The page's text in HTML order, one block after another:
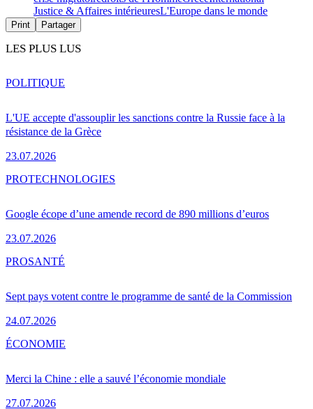
Justice & Affaires intérieuresL'Europe dans le monde
Print Partager
LES PLUS LUS
L'UE accepte d'assouplir les sanctions contre la Russie face à la
résistance de la Grèce
23.07.2026
POLITIQUE
Google écope d’une amende record de 890 millions d’euros
23.07.2026
PROTECHNOLOGIES
Sept pays votent contre le programme de santé de la Commission
24.07.2026
PROSANTÉ
Merci la Chine : elle a sauvé l’économie mondiale
27.07.2026
ÉCONOMIE